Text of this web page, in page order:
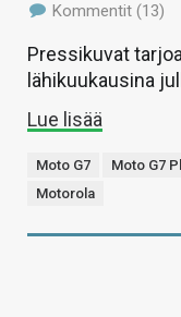
Kommentit (13)
Pressikuvat
lähikuukausina
Lue lisää
Moto G7 Moto G7
Motorola